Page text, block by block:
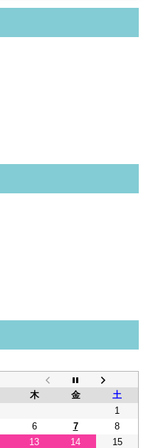
木 金
土
1
6 7
8
13 14
15